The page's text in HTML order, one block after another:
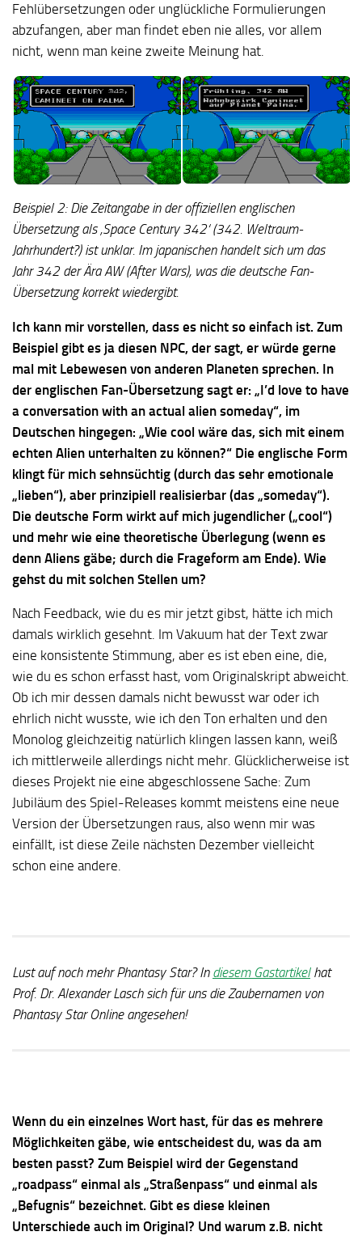
Fehlübersetzungen oder unglückliche Formulierungen
abzufangen, aber man findet eben nie alles, vor allem
nicht, wenn man keine zweite Meinung hat.
Beispiel 2: Die Zeitangabe in der offiziellen englischen
Übersetzung als ‚Space Century 342‘ (342. Weltraum-
Jahrhundert?) ist unklar. Im japanischen handelt sich um das
Jahr342 der Ära AW (After Wars), was die deutsche Fan-
Übersetzung korrekt wiedergibt.
Ich kann mir vorstellen, dass es nicht so einfach ist. Zum
Beispiel gibt es ja diesen NPC, der sagt, er würde gerne
mal mit Lebewesen von anderen Planeten sprechen. In
der englischen Fan-Übersetzung sagt er: „I’d love to have
a conversation with an actual alien someday“, im
Deutschen hingegen: „Wie cool wäre das, sich mit einem
echten Alien unterhalten zu können?“ Die englische Form
klingt für mich sehnsüchtig (durch das sehr emotionale
„lieben“), aber prinzipiell realisierbar (das „someday“).
Die deutsche Form wirkt auf mich jugendlicher („cool“)
und mehr wie eine theoretische Überlegung (wenn es
denn Aliens gäbe; durch die Frageform am Ende). Wie
gehst du mit solchen Stellen um?
Nach Feedback, wie du es mir jetzt gibst, hätte ich mich
damals wirklich gesehnt. Im Vakuum hat der Text zwar
eine konsistente Stimmung, aber es ist eben eine, die,
wie du es schon erfasst hast, vom Originalskript abweicht.
Ob ich mir dessen damals nicht bewusst war oder ich
ehrlich nicht wusste, wie ich den Ton erhalten und den
Monolog gleichzeitig natürlich klingen lassen kann, weiß
ich mittlerweile allerdings nicht mehr. Glücklicherweise ist
dieses Projekt nie eine abgeschlossene Sache: Zum
Jubiläum des Spiel-Releases kommt meistens eine neue
Version der Übersetzungen raus, also wenn mir was
einfällt, ist diese Zeile nächsten Dezember vielleicht
schon eine andere.
Lust auf noch mehr Phantasy Star? In diesem Gastartikelhat
Prof. Dr. Alexander Lasch sich für uns die Zaubernamen von
Phantasy Star Online angesehen!
Wenn du ein einzelnes Wort hast, für das es mehrere
Möglichkeiten gäbe, wie entscheidest du, was da am
besten passt? Zum Beispiel wird der Gegenstand
„roadpass“ einmal als „Straßenpass“ und einmal als
„Befugnis“ bezeichnet. Gibt es diese kleinen
Unterschiede auch im Original? Und warum z.B. nicht